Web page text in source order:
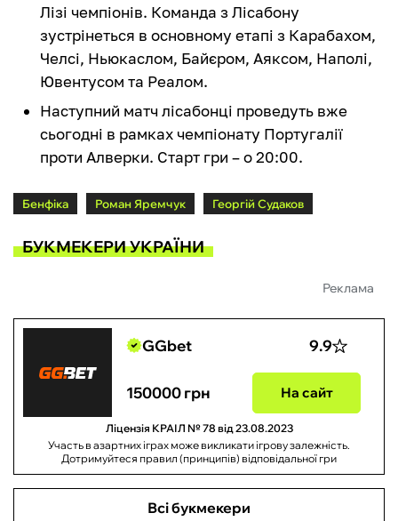
Лізі чемпіонів. Команда з Лісабону
зустрінеться в основному етапі з Карабахом,
Челсі, Ньюкаслом, Байєром, Аяксом, Наполі,
Ювентусом та Реалом.
Наступний матч лісабонці проведуть вже
сьогодні в рамках чемпіонату Португалії
проти Алверки. Старт гри – о 20:00.
Бенфіка Роман Яремчук Георгій Судаков
БУКМЕКЕРИ УКРАЇНИ
Реклама
GGbet 9.9
150000 грн На сайт
Ліцензія КРАІЛ № 78 від 23.08.2023
Участь в азартних іграх може викликати ігрову залежність.
Дотримуйтеся правил (принципів) відповідальної гри
Всі букмекери